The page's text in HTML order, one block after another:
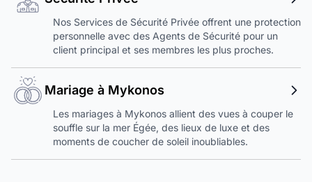
Nos Services de Sécurité Privée offrent une protection
personnelle avec des Agents de Sécurité pour un
client principal et ses membres les plus proches.
Mariage à Mykonos
Les mariages à Mykonos allient des vues à couper le
souffle sur la mer Égée, des lieux de luxe et des
moments de coucher de soleil inoubliables.